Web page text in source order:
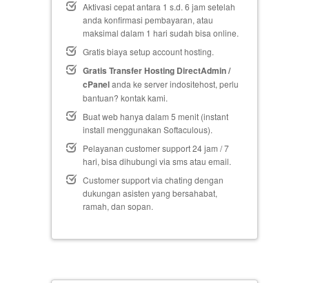
Aktivasi cepat antara 1 s.d. 6 jam setelah
anda konfirmasi pembayaran, atau
maksimal dalam 1 hari sudah bisa online.
Gratis biaya setupaccount hosting.
Gratis Transfer Hosting DirectAdmin /
cPanelanda ke server indositehost, perlu
bantuan? kontak kami.
Buat web hanya dalam 5 menit (instant
install menggunakan Softaculous).
Pelayanan customer support 24 jam / 7
hari, bisa dihubungi via sms atau email.
Customer support via chating dengan
dukungan asisten yang bersahabat,
ramah, dan sopan.